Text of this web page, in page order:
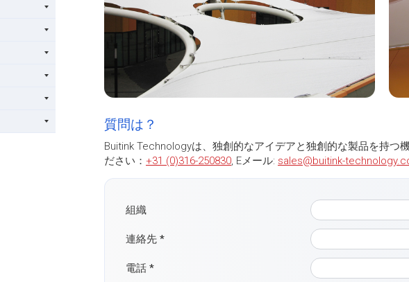
質問は？
Buitink Technologyは、独創的なアイデアと独創的な製品を持つ
ださい： +31 (0)316-250830, Eメール: sales@buitink-
組織
連絡先 *
電話 *